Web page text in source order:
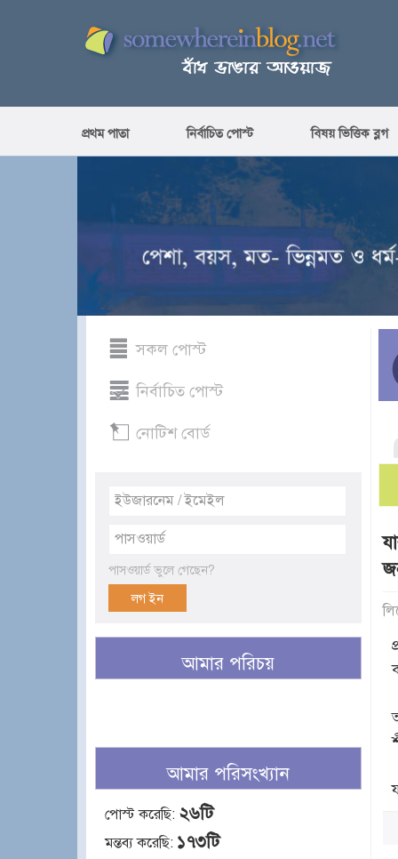
প্রথম পাতা নির্বাচিত পোস্ট বিষয় ভিত্তিক ব্লগ
সকল পোস্ট
নির্বাচিত পোস্ট
নোটিশ বোর্ড
পাসওয়ার্ড ভুলে গেছেন?
আমার পরিচয়
আমার পরিসংখ্যান
পোস্ট করেছি: ২৬টি
মন্তব্য করেছি: ১৭৩টি